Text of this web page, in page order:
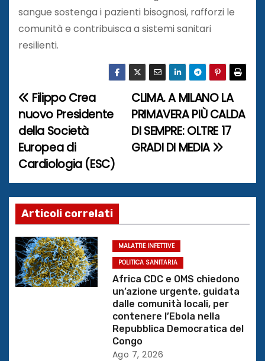
sangue sostenga i pazienti bisognosi, rafforzi le
comunità e contribuisca a sistemi sanitari
resilienti.
N
a
v
i
g
a
z
i
CLIMA. A MILANO LA
PRIMAVERA PIÙ CALDA
DI SEMPRE: OLTRE 17
GRADI DI MEDIA
Filippo Crea
nuovo Presidente
della Società
Europea di
Cardiologia (ESC)
Articoli correlati
MALATTIE INFETTIVE
POLITICA SANITARIA
Africa CDC e OMS chiedono
un’azione urgente, guidata
dalle comunità locali, per
contenere l’Ebola nella
Repubblica Democratica del
Congo
Ago 7, 2026